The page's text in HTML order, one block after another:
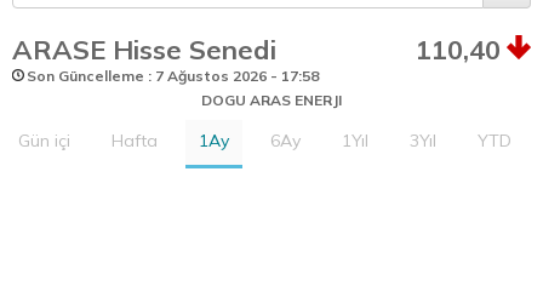
ARASE Hisse Senedi 110,40
Son Güncelleme : 7 Ağustos 2026 - 17:58
DOGU ARAS ENERJI
Gün içi Hafta 1Ay 6Ay 1Yıl 3Yıl YTD